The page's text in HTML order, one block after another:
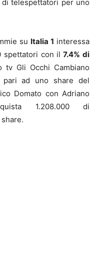
di telespettatori per uno
su Italia 1 interessa
spettatori con il 7.4% di
Gli Occhi Cambiano
pari ad uno share del
Domato con Adriano
1.208.000 di